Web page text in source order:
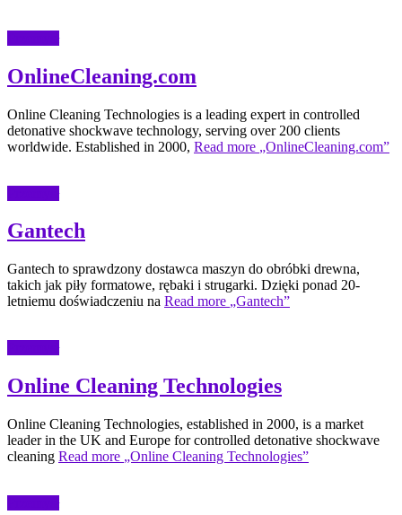
OnlineCleaning.com
Online Cleaning Technologies is a leading expert in controlled
detonative shockwave technology, serving over 200 clients
worldwide. Established in 2000, Read more „OnlineCleaning.com”
Gantech
Gantech to sprawdzony dostawca maszyn do obróbki drewna,
takich jak piły formatowe, rębaki i strugarki. Dzięki ponad 20-
letniemu doświadczeniu na Read more „Gantech”
Online Cleaning Technologies
Online Cleaning Technologies, established in 2000, is a market
leader in the UK and Europe for controlled detonative shockwave
cleaning Read more „Online Cleaning Technologies”